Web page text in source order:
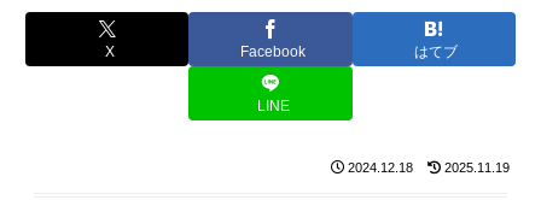
X Facebook はてブ
LINE
2024.12.18 2025.11.19